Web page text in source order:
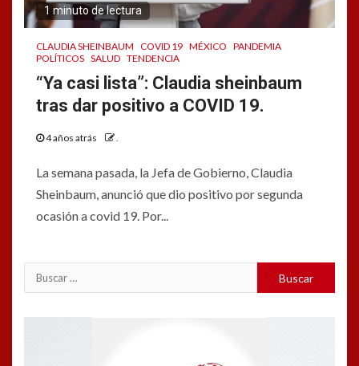
1 minuto de lectura
CLAUDIA SHEINBAUM COVID 19 MÉXICO PANDEMIA
POLÍTICOS SALUD TENDENCIA
“Ya casi lista”: Claudia sheinbaum
tras dar positivo a COVID 19.
4 años atrás .
La semana pasada, la Jefa de Gobierno, Claudia
Sheinbaum, anunció que dio positivo por segunda
ocasión a covid 19. Por...
Buscar: